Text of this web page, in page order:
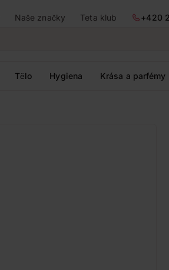
Naše značky Teta klub
+420
Tělo Hygiena Krása a parfémy